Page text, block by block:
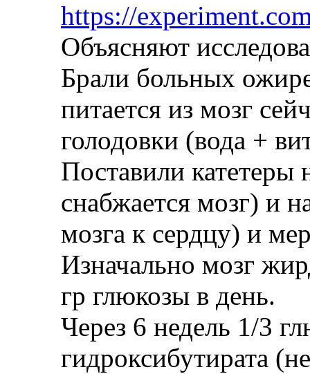
https://
Объясняют
Брали больных
питается из мозг
голодовки (вода +
Поставили катетеры
снабжается мозг) и
мозга к сердцу) и
Изначально мозг
гр глюкозы в день.
Через 6 недель 1/3
гидроксибутирата